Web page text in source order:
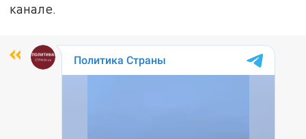
канале.